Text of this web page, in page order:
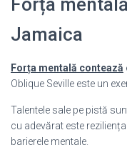
Jamaica
Forța mentală contează
Oblique Seville este un
Talentele sale pe pistă
cu adevărat este
barierele mentale.